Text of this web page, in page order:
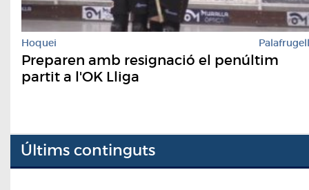
Hoquei Palafrugell
Preparen amb resignació el penúltim
partit a l'OK Lliga
Últims continguts